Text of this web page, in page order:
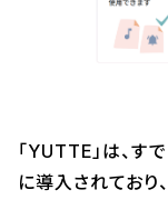
「YUTTE」は、
に導入されており